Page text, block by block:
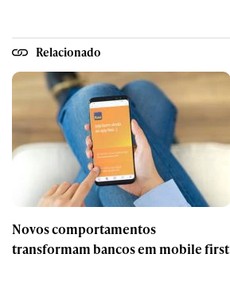
Relacionado
Novos comportamentos
transformam bancos em mobile first